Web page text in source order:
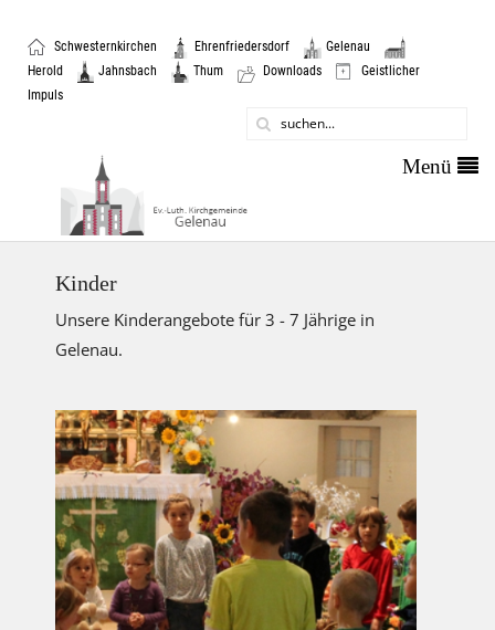
Schwesternkirchen Ehrenfriedersdorf Gelenau
Herold Jahnsbach Thum Downloads
Geistlicher
Impuls
Kinder
Unsere Kinderangebote für 3 - 7 Jährige in
Gelenau.